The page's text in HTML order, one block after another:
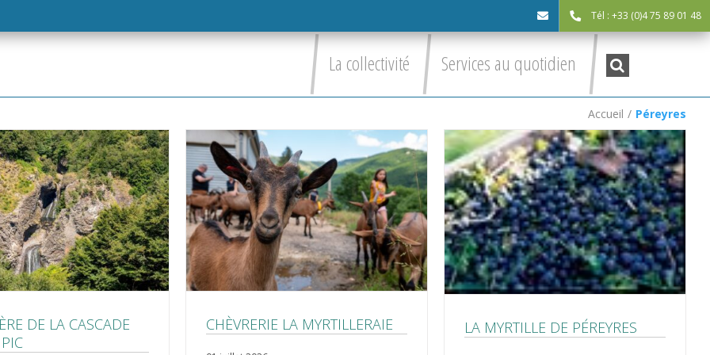
Tél : +33 (0)4 75 89 01 48
La collectivité Services au quotidien Recherche
:
Accueil / Péreyres
DE LA CASCADE
CHÈVRERIE LA MYRTILLERAIE LA MYRTILLE DE PÉREYRES